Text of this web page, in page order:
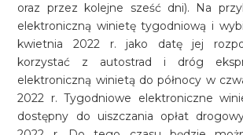
oraz przez kolejne sześć dni). Na
elektroniczną winietę tygodniową i
kwietnia 2022 r. jako datę jej
korzystać z autostrad i dróg
elektroniczną winietą do północy w
2022 r. Tygodniowe elektroniczne
dostępny do uiszczania opłat